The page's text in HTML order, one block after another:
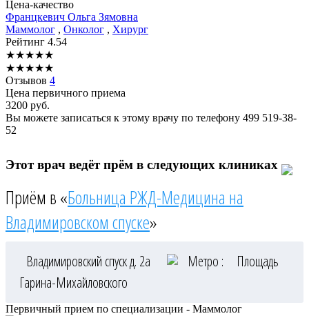
Цена-качество
Францкевич Ольга Зямовна
Маммолог , Онколог , Хирург
Рейтинг 4.54
★★★★★
★★★★★
Отзывов 4
Цена первичного приема
3200 руб.
Вы можете записаться к этому врачу по телефону 499 519-38-
52
Этот врач ведёт прём в следующих клиниках
Приём в «Больница РЖД-Медицина на
Владимировском спуске»
Владимировский спуск д. 2а Метро :
Площадь
Гарина-Михайловского
Первичный прием по специализации - Маммолог